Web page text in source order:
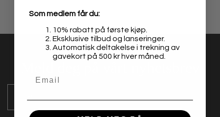
Som medlem får du:
10% rabatt på første kjøp.
Eksklusive tilbud og lanseringer.
Automatisk deltakelse i trekning av
gavekort på 500 kr hver måned.